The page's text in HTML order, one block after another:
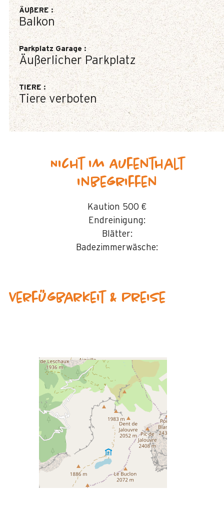
ÄUßERE :
Balkon
Parkplatz Garage :
Äußerlicher Parkplatz
TIERE:
Tiere verboten
Nicht im Aufenthalt
inbegriffen
Kaution 500 €
Endreinigung:
Blätter:
Badezimmerwäsche:
Verfügbarkeit & Preise